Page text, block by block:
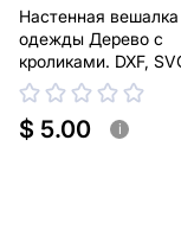
Настенная
одежды Дерево с
кроликами. DXF,
для плазменной,
резки
$ 5.00 i